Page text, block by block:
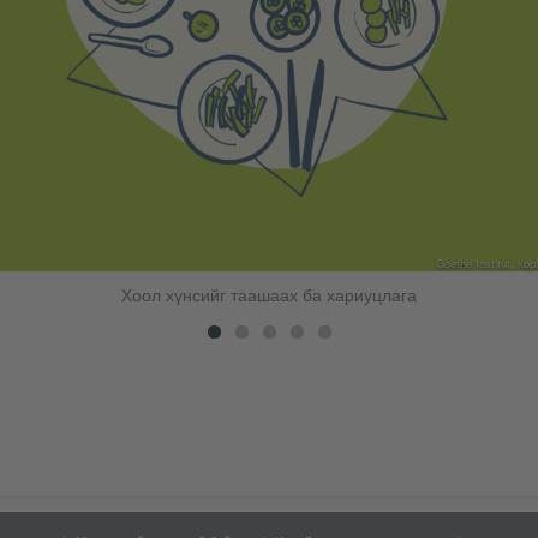
Goethe Institut,
Хоол хүнсийг таашаах ба хариуцлага